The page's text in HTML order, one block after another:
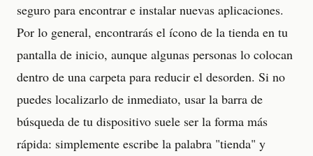
seguro para encontrar e instalar nuevas aplicaciones.
Por lo general, encontrarás el ícono de la tienda en tu
pantalla de inicio, aunque algunas personas lo colocan
dentro de una carpeta para reducir el desorden. Si no
puedes localizarlo de inmediato, usar la barra de
búsqueda de tu dispositivo suele ser la forma más
rápida: simplemente escribe la palabra "tienda" y